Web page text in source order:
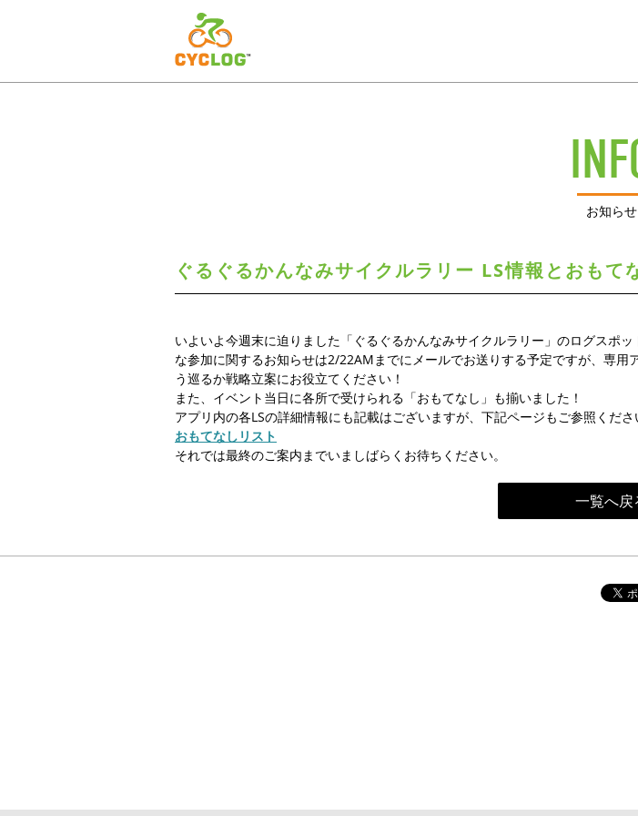
お知らせ
ぐるぐるかんなみサイクルラリー LS情報とおもて
いよいよ今週末に迫りました「ぐるぐるかんなみサイクルラリー」のログスポ
な参加に関するお知らせは2/22AMまでにメールでお送りする予定ですが、専
う巡るか戦略立案にお役立てください！
また、イベント当日に各所で受けられる「おもてなし」も揃いました！
アプリ内の各LSの詳細情報にも記載はございますが、下記ページもご参照くださ
おもてなしリスト
それでは最終のご案内までいましばらくお待ちください。
一覧へ戻